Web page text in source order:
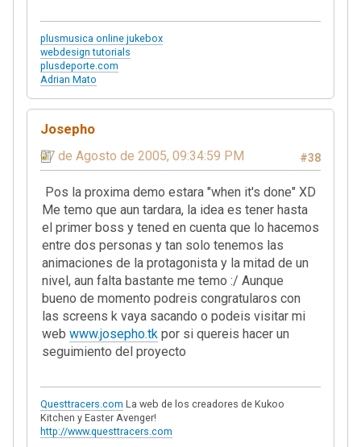
plusmusica online jukebox
webdesign tutorials
plusdeporte.com
Adrian Mato
Josepho
#38
07 de Agosto de 2005, 09:34:59 PM
Pos la proxima demo estara "when it's done" XD
Me temo que aun tardara, la idea es tener hasta
el primer boss y tened en cuenta que lo hacemos
entre dos personas y tan solo tenemos las
animaciones de la protagonista y la mitad de un
nivel, aun falta bastante me temo :/ Aunque
bueno de momento podreis congratularos con
las screens k vaya sacando o podeis visitar mi
web www.josepho.tk por si quereis hacer un
seguimiento del proyecto
Questtracers.com La web de los creadores de Kukoo
Kitchen y Easter Avenger!
http://www.questtracers.com